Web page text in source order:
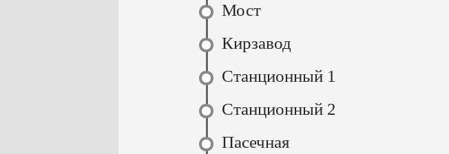
Мост
Кирзавод
Станционный 1
Станционный 2
Пасечная